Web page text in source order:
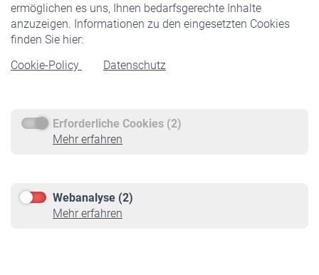
ermöglichen es uns, Ihnen bedarfsgerechte Inhalte
anzuzeigen. Informationen zu den eingesetzten Cookies
finden Sie hier:
Cookie-Policy
Datenschutz
Erforderliche Cookies (2)
Mehr erfahren
Webanalyse (2)
Mehr erfahren
Rentner
Rentenbeginn
Rente beantragen
Service
Informationen
Online-Rechner
VBLnewsletter